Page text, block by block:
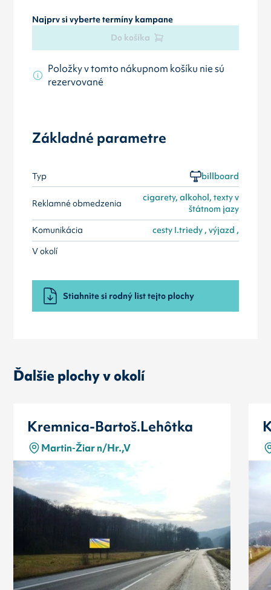
Najprv si vyberte termíny kampane
Do košíka
Položky v tomto nákupnom košíku nie sú
rezervované
Základné parametre
Typ billboard
Reklamné obmedzenia
cigarety, alkohol, texty v
štátnom jazy
Komunikácia
cesty I.triedy , výjazd ,
V okolí
Stiahnite si rodný list tejto plochy
Ďalšie plochy v okolí
Kremnica-Bartoš.Lehôtka
Martin-Žiar n/Hr.,V